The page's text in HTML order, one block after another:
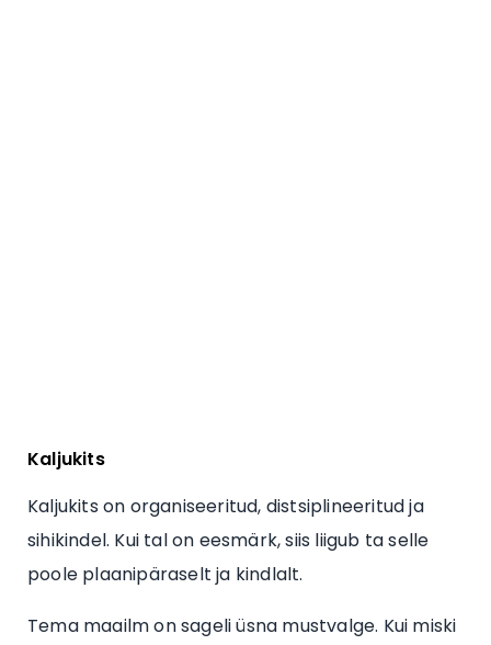
Kaljukits
Kaljukits on organiseeritud, distsiplineeritud ja
sihikindel. Kui tal on eesmärk, siis liigub ta selle
poole plaanipäraselt ja kindlalt.
Tema maailm on sageli üsna mustvalge. Kui miski